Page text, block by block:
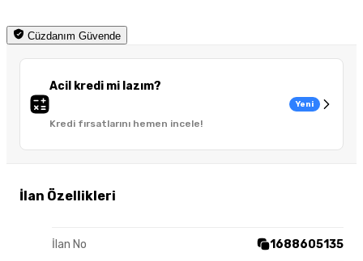
Cüzdanım Güvende
Acil kredi mi lazım?
Kredi fırsatlarını hemen incele!
Yeni
İlan Özellikleri
İlan No 1688605135